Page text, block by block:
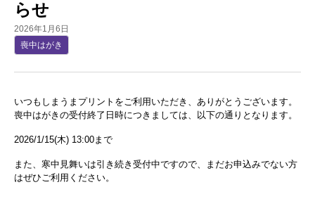
らせ
2026年1月6日
喪中はがき
いつもしまうまプリントをご利用いただき、ありがとうございます。
喪中はがきの受付終了日時につきましては、以下の通りとなります。
2026/1/15(木) 13:00まで
また、寒中見舞いは引き続き受付中ですので、まだお申込みでない方
はぜひご利用ください。